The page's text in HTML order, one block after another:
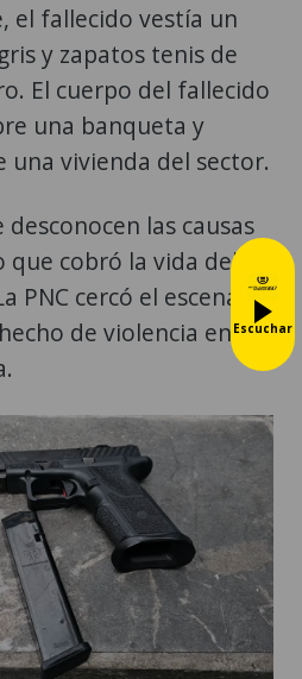
el fallecido vestía un
y zapatos tenis de
El cuerpo del fallecido
una banqueta y
vivienda del sector.
las causas
que cobró la vida del
PNC cercó el escenario
de violencia en laEscuchar